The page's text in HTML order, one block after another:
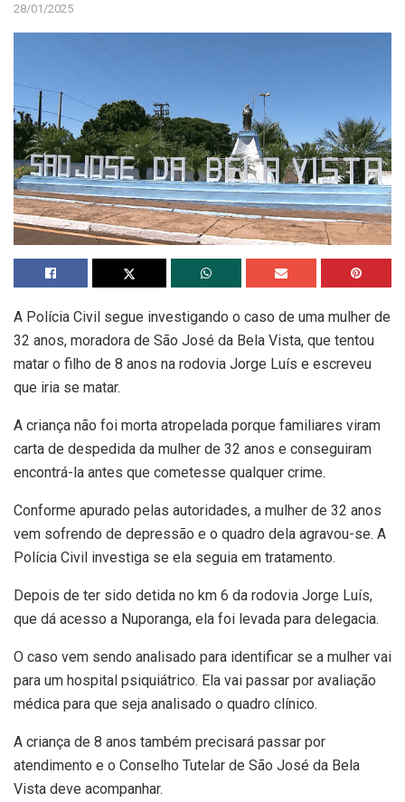
28/01/2025
A Polícia Civil segue investigando o caso de uma mulher de
32 anos, moradora de São José da Bela Vista, que tentou
matar o filho de 8 anos na rodovia Jorge Luís e escreveu
que iria se matar.
A criança não foi morta atropelada porque familiares viram
carta de despedida da mulher de 32 anos e conseguiram
encontrá-la antes que cometesse qualquer crime.
Conforme apurado pelas autoridades, a mulher de 32 anos
vem sofrendo de depressão e o quadro dela agravou-se. A
Polícia Civil investiga se ela seguia em tratamento.
Depois de ter sido detida no km 6 da rodovia Jorge Luís,
que dá acesso a Nuporanga, ela foi levada para delegacia.
O caso vem sendo analisado para identificar se a mulher vai
para um hospital psiquiátrico. Ela vai passar por avaliação
médica para que seja analisado o quadro clínico.
A criança de 8 anos também precisará passar por
atendimento e o Conselho Tutelar de São José da Bela
Vista deve acompanhar.